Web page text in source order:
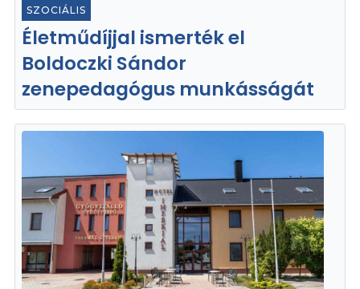
SZOCIÁLIS
Életműdíjjal ismerték el
Boldoczki Sándor
zenepedagógus munkásságát